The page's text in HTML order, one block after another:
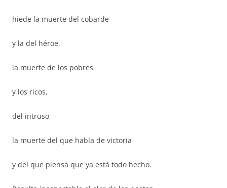
hiede la muerte del cobarde
y la del héroe,
la muerte de los pobres
y los ricos,
del intruso,
la muerte del que habla de victoria
y del que piensa que ya está todo hecho.